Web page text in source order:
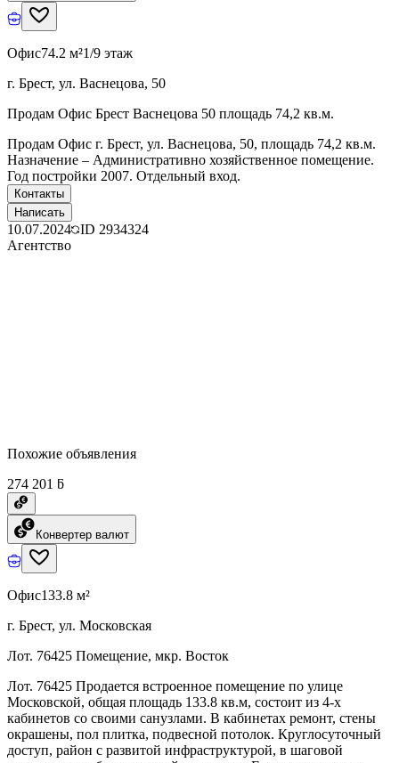
Офис74.2 м²1/9 этаж
г. Брест, ул. Васнецова, 50
Продам Офис Брест Васнецова 50 площадь 74,2 кв.м.
Продам Офис г. Брест, ул. Васнецова, 50, площадь 74,2 кв.м.
Назначение – Административно хозяйственное помещение.
Год постройки 2007. Отдельный вход.
Контакты
Написать
10.07.2024 ID 2934324
Агентство
Похожие объявления
274 201 ƃ
Конвертер валют
Офис133.8 м²
г. Брест, ул. Московская
Лот. 76425 Помещение, мкр. Восток
Лот. 76425 Продается встроенное помещение по улице
Московской, общая площадь 133.8 кв.м, состоит из 4-х
кабинетов со своими санузлами. В кабинетах ремонт, стены
окрашены, пол плитка, подвесной потолок. Круглосуточный
доступ, район с развитой инфраструктурой, в шаговой